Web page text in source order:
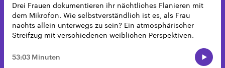
Drei Frauen dokumentieren ihr nächtliches Flanieren mit
dem Mikrofon. Wie selbstverständlich ist es, als Frau
nachts allein unterwegs zu sein? Ein atmosphärischer
Streifzug mit verschiedenen weiblichen Perspektiven.
53:03 Minuten